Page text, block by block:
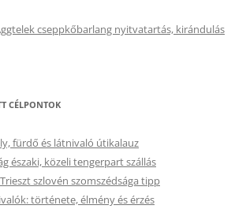
cseppkőbarlang nyitvatartás, kirándulás
CÉLPONTOK
fürdő és látnivaló útikalauz
északi, közeli tengerpart szállás
szlovén szomszédsága tipp
története, élmény és érzés